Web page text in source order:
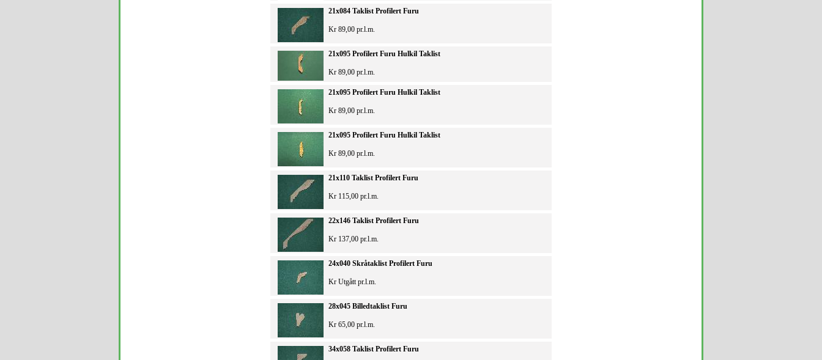
21x084 Taklist Profilert Furu
Kr 89,00 pr.l.m.
21x095 Profilert Furu Hulkil Taklist
Kr 89,00 pr.l.m.
21x095 Profilert Furu Hulkil Taklist
Kr 89,00 pr.l.m.
21x095 Profilert Furu Hulkil Taklist
Kr 89,00 pr.l.m.
21x110 Taklist Profilert Furu
Kr 115,00 pr.l.m.
22x146 Taklist Profilert Furu
Kr 137,00 pr.l.m.
24x040 Skråtaklist Profilert Furu
Kr Utgått pr.l.m.
28x045 Billedtaklist Furu
Kr 65,00 pr.l.m.
34x058 Taklist Profilert Furu